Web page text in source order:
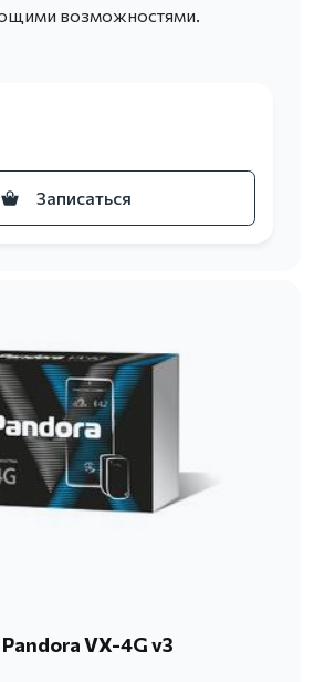
возможностями.
Записаться
VX-4G v3